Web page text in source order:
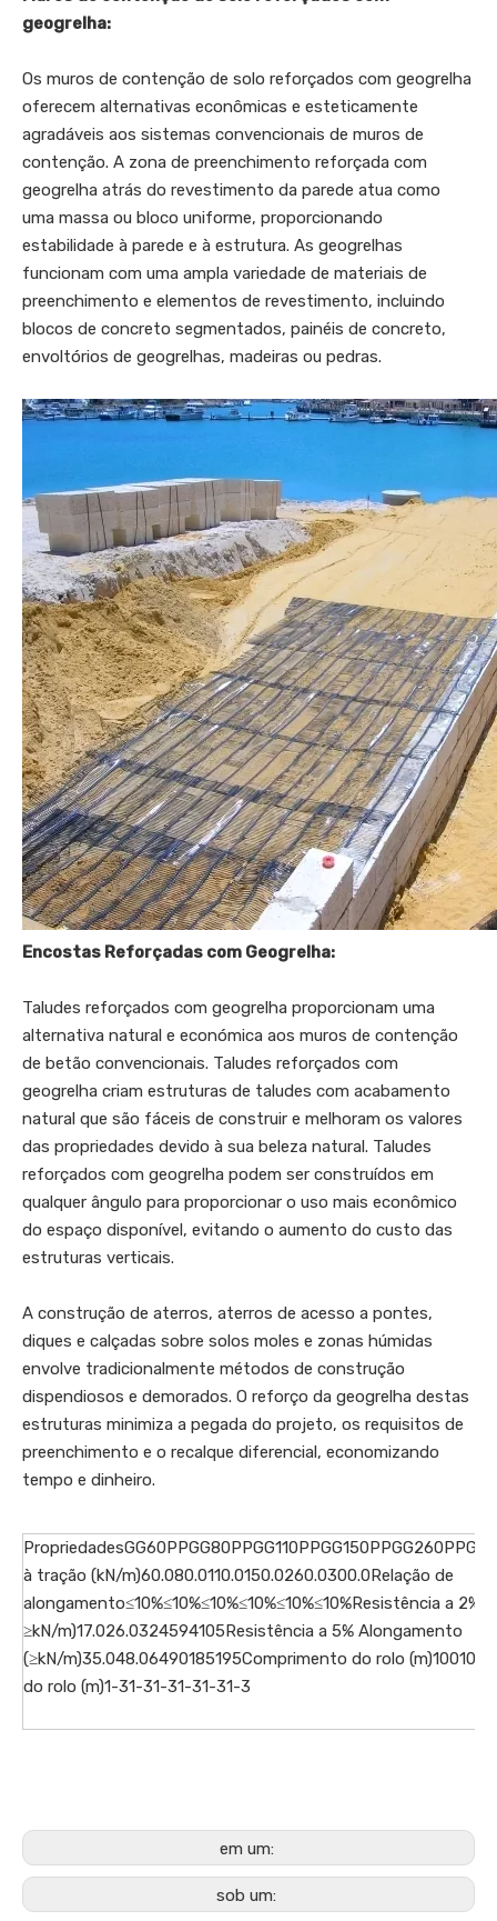
geogrelha:
Os muros de contenção de solo reforçados com geogrelha
oferecem alternativas econômicas e esteticamente
agradáveis ​​aos sistemas convencionais de muros de
contenção. A zona de preenchimento reforçada com
geogrelha atrás do revestimento da parede atua como
uma massa ou bloco uniforme, proporcionando
estabilidade à parede e à estrutura. As geogrelhas
funcionam com uma ampla variedade de materiais de
preenchimento e elementos de revestimento, incluindo
blocos de concreto segmentados, painéis de concreto,
envoltórios de geogrelhas, madeiras ou pedras.
Encostas Reforçadas com Geogrelha:
Taludes reforçados com geogrelha proporcionam uma
alternativa natural e económica aos muros de contenção
de betão convencionais. Taludes reforçados com
geogrelha criam estruturas de taludes com acabamento
natural que são fáceis de construir e melhoram os valores
das propriedades devido à sua beleza natural. Taludes
reforçados com geogrelha podem ser construídos em
qualquer ângulo para proporcionar o uso mais econômico
do espaço disponível, evitando o aumento do custo das
estruturas verticais.
A construção de aterros, aterros de acesso a pontes,
diques e calçadas sobre solos moles e zonas húmidas
envolve tradicionalmente métodos de construção
dispendiosos e demorados. O reforço da geogrelha destas
estruturas minimiza a pegada do projeto, os requisitos de
preenchimento e o recalque diferencial, economizando
tempo e dinheiro.
à tração (kN/m)60.080.0110.0150.0260.0300.0Relação de
alongamento≤10%≤10%≤10%≤10%≤10%≤10%Resistência a 2%
≥kN/m)17.026.0324594105Resistência a 5% Alongamento
(≥kN/m)35.048.06490185195Comprimento do rolo
do rolo (m)1-31-31-31-31-31-3
em um:
sob um: